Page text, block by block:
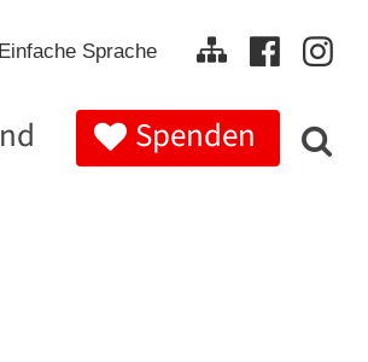
Spenden
Einfache Sprache